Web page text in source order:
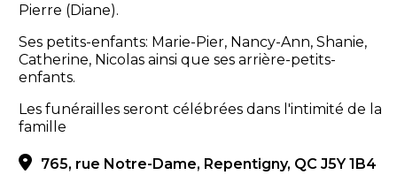
Pierre (Diane).
Ses petits-enfants: Marie-Pier, Nancy-Ann, Shanie,
Catherine, Nicolas ainsi que ses arrière-petits-
enfants.
Les funérailles seront célébrées dans l'intimité de la
famille
765, rue Notre-Dame, Repentigny, QC J5Y 1B4